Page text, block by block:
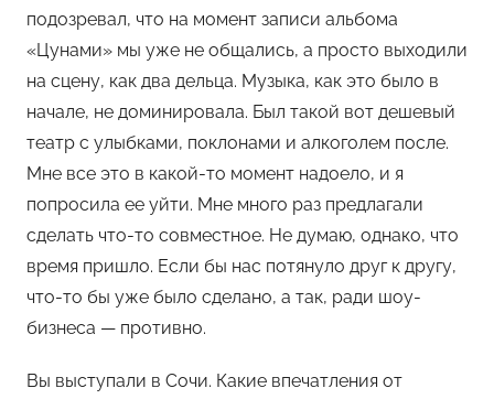
подозревал, что на момент записи альбома
«Цунами» мы уже не общались, а просто выходили
на сцену, как два дельца. Музыка, как это было в
начале, не доминировала. Был такой вот дешевый
театр с улыбками, поклонами и алкоголем после.
Мне все это в какой-то момент надоело, и я
попросила ее уйти. Мне много раз предлагали
сделать что-то совместное. Не думаю, однако, что
время пришло. Если бы нас потянуло друг к другу,
что-то бы уже было сделано, а так, ради шоу-
бизнеса — противно.
Вы выступали в Сочи. Какие впечатления от